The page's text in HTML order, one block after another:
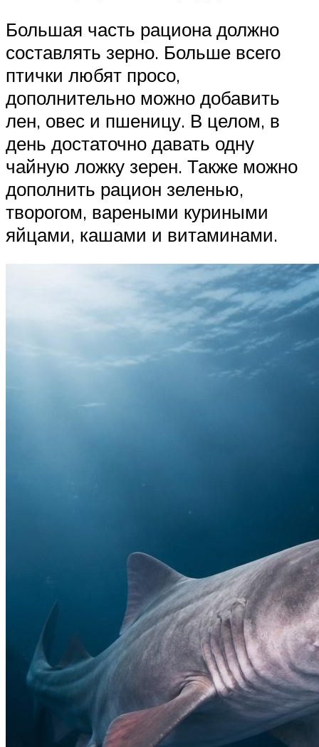
Большая часть рациона должно
составлять зерно. Больше всего
птички любят просо,
дополнительно можно добавить
лен, овес и пшеницу. В целом, в
день достаточно давать одну
чайную ложку зерен. Также можно
дополнить рацион зеленью,
творогом, вареными куриными
яйцами, кашами и витаминами.